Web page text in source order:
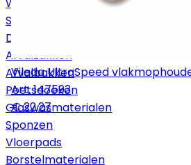
Stofwissystemen
Dweil- en mopsystemen
Afvalzakken
Afvalbakken
Poetsdoeken
Glaswasmaterialen
Sponzen
Vloerpads
Borstelmaterialen
Vileda UltraSpeed
Art.147593
€ 22,27